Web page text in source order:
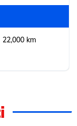
22,000 km